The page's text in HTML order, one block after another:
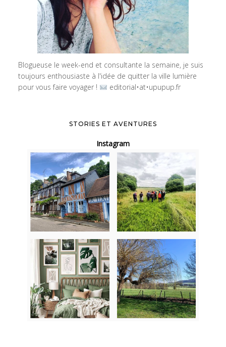
Blogueuse le week-end et consultante la semaine, je suis
toujours enthousiaste à l'idée de quitter la ville lumière
pour vous faire voyager !
editorial•at•upupup.fr
STORIES ET AVENTURES
Instagram